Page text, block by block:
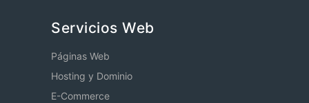
Servicios Web
Páginas Web
Hosting y Dominio
E-Commerce